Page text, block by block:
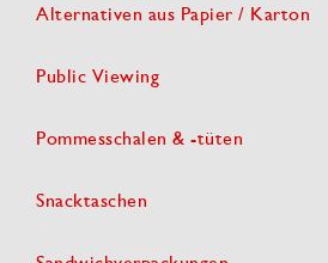
Alternativen aus Papier / Karton
Public Viewing
Pommesschalen & -tüten
Snacktaschen